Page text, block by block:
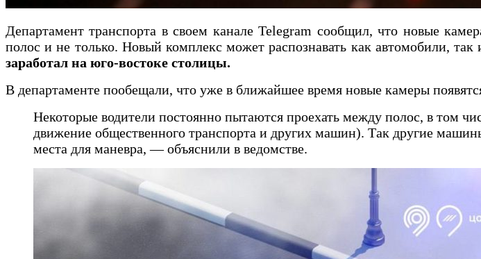
Департамент транспорта в своем канале Telegram сообщил, что новые
полос и не только. Новый комплекс может распознавать как автомобили,
заработал на юго-востоке столицы.
В департаменте пообещали, что уже в ближайшее время новые камеры
Некоторые водители постоянно пытаются проехать между полос, в том
движение общественного транспорта и других машин). Так другие
места для маневра, — объяснили в ведомстве.